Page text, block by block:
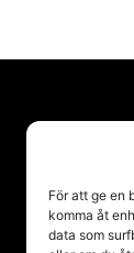
För att ge en
komma åt
data som